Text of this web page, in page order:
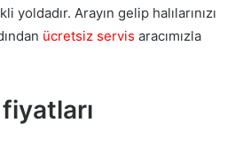
Arayın gelip halılarınızı
ücretsiz servis aracımızla